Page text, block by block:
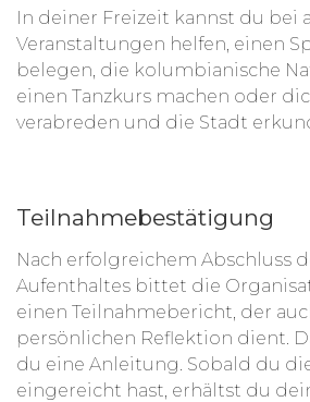
In deiner Freizeit kannst du bei
Veranstaltungen helfen, einen
belegen, die kolumbianische
einen Tanzkurs machen oder
verabreden und die Stadt
Teilnahmebestätigung
Nach erfolgreichem Abschluss
Aufenthaltes bittet die
einen Teilnahmebericht, der
persönlichen Reflektion dient.
du eine Anleitung. Sobald du
eingereicht hast, erhältst du